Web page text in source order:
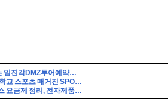
영어 가이드가 함께 하는 임진각DMZ투어예약후기 외국인관광추천해요
[사진기자 모집] 고려대학교 스포츠 매거진 SPORTS KU에서 2026년 2학기 신입국원을 모집합니다!
KT 초이스 더블 디바이스 요금제 정리, 전자제품 구독하기